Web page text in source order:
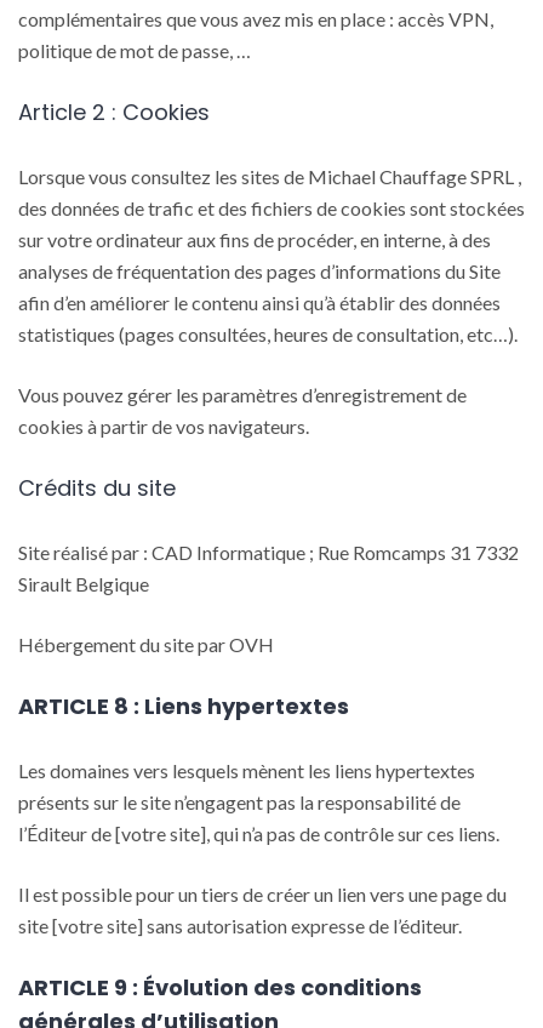
complémentaires que vous avez mis en place : accès VPN,
politique de mot de passe, …
Article 2 : Cookies
Lorsque vous consultez les sites de Michael Chauffage SPRL ,
des données de trafic et des fichiers de cookies sont stockées
sur votre ordinateur aux fins de procéder, en interne, à des
analyses de fréquentation des pages d’informations du Site
afin d’en améliorer le contenu ainsi qu’à établir des données
statistiques (pages consultées, heures de consultation, etc…).
Vous pouvez gérer les paramètres d’enregistrement de
cookies à partir de vos navigateurs.
Crédits du site
Site réalisé par : CAD Informatique ; Rue Romcamps 31 7332
Sirault Belgique
Hébergement du site par OVH
ARTICLE 8 : Liens hypertextes
Les domaines vers lesquels mènent les liens hypertextes
présents sur le site n’engagent pas la responsabilité de
l’Éditeur de [votre site], qui n’a pas de contrôle sur ces liens.
Il est possible pour un tiers de créer un lien vers une page du
site [votre site] sans autorisation expresse de l’éditeur.
ARTICLE 9 : Évolution des conditions
générales d’utilisation